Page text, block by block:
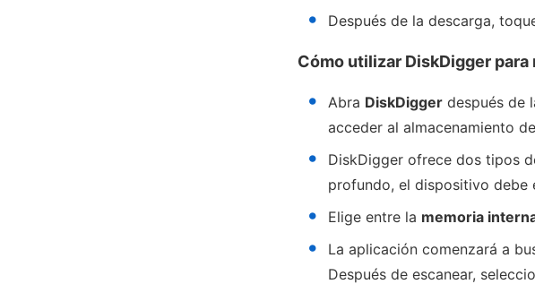
Después de la descarga,
Cómo utilizar DiskDigger
Abra DiskDigger después de
acceder al almacenamiento
DiskDigger ofrece dos tipos
profundo, el dispositivo debe
Elige entre la memoria
La aplicación comenzará a
Después de escanear,